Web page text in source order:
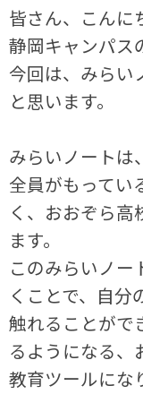
皆さん、こんに
静岡キャンパス
今回は、みらい
と思います。
みらいノートは
全員がもってい
く、おおぞら高
ます。
このみらいノ
くことで、自分
触れることがで
るようになる、
教育ツールにな